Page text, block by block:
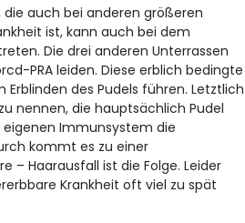
die auch bei anderen größeren
ist, kann auch bei dem
Die drei anderen Unterrassen
PRA leiden. Diese erblich bedingte
Erblinden des Pudels führen. Letztlich
nennen, die hauptsächlich Pudel
Immunsystem die
kommt es zu einer
– Haarausfall ist die Folge. Leider
Krankheit oft viel zu spät